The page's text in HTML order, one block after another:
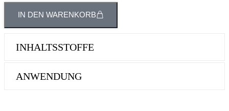
IN DEN WARENKORB
INHALTSSTOFFE
ANWENDUNG